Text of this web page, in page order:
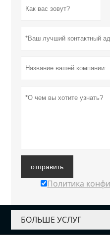
отправить
Политика
БОЛЬШЕ УСЛУГ